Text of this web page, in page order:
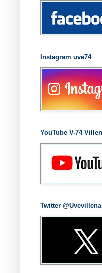
Instagram uve74
YouTube V-74
Twitter @Uvevillena